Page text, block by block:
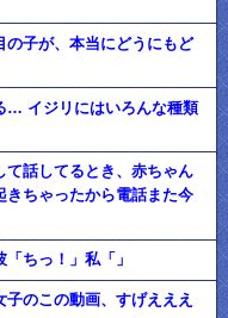
の子が、本当にどうにもど
… イジリにはいろんな種類
て話してるとき、赤ちゃん
きちゃったから電話また今
ちっ！」私「」
子のこの動画、すげえええ